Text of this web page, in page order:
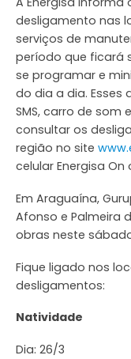
desligamento nas
serviços de
período que ficará
se programar e
do dia a dia. Esses
SMS, carro de
consultar os
região no site
celular Energisa On
Em Araguaína,
Afonso e Palmeira
obras neste
Fique ligado nos
desligamentos:
Natividade
Dia: 26/3